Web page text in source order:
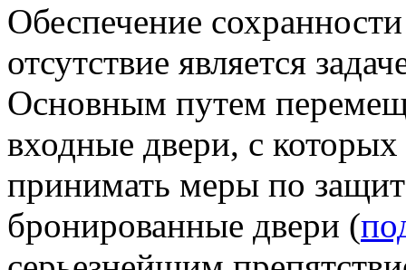
Обеспечение
отсутствие является
Основным путем
входные двери, с которых
принимать меры по
бронированные двери (